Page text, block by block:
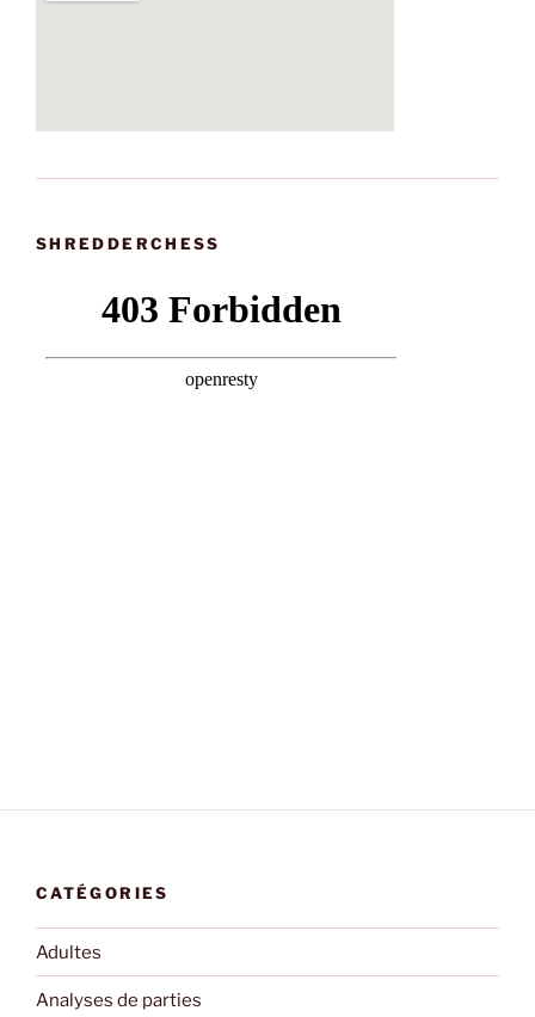
SHREDDERCHESS
CATÉGORIES
Adultes
Analyses de parties